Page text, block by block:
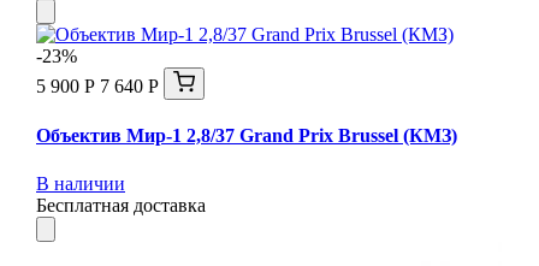
-23%
5 900 Р 7 640 Р
Объектив Мир-1 2,8/37 Grand Prix Brussel (КМЗ)
В наличии
Бесплатная доставка